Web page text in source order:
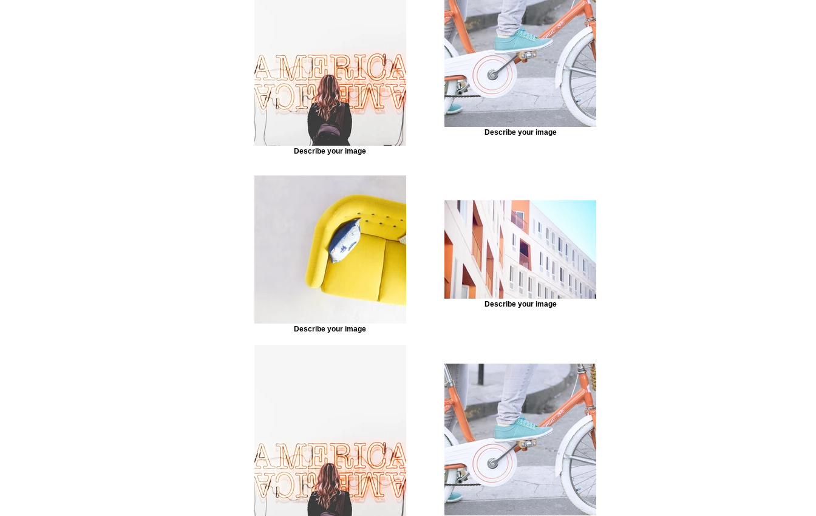
Data. Once connected, you can save time by updating your content straight from
your collection—no need to open the Editor, or mess with your design.
Add any type of content to your collection, such as rich text, images, videos and more,
or upload a CSV file. You can also collect and store information from your site visitors
using input elements like custom forms and fields. Collaborate on your content
across teams by assigning permissions setting custom permissions for every
displaying content from the right collection fields. Ready to publish? Simply click Publish
in the top right of the Editor and your changes will appear live.
Next
Describe your image
Describe your image
Describe your image
Describe your image